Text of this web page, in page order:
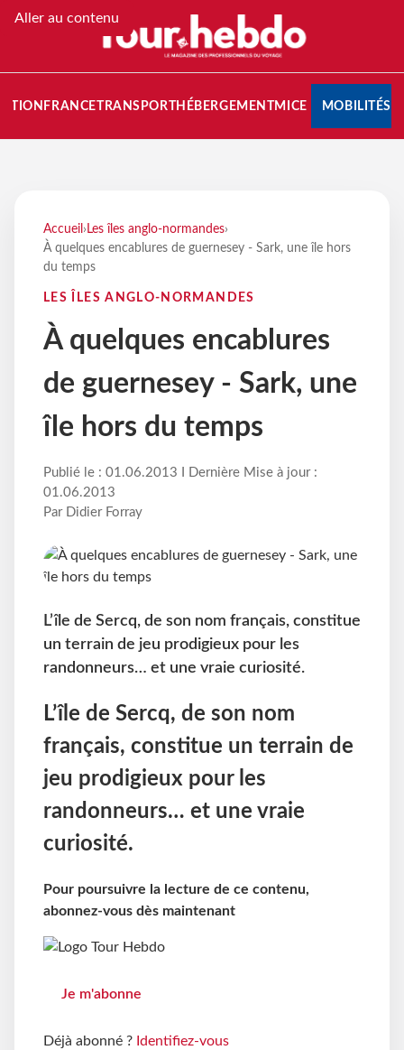
Aller au contenu
FRANCETRANSPORT HÉBERGEMENTMICE MOBILITÉS
Accueil › Les îles anglo-normandes›
À quelques encablures de guernesey - Sark, une île hors
du temps
LES ÎLES ANGLO-NORMANDES
À quelques encablures
de guernesey - Sark, une
île hors du temps
Publié le : 01.06.2013 I Dernière Mise à jour :
01.06.2013
Par Didier Forray
L’île de Sercq, de son nom français, constitue
un terrain de jeu prodigieux pour les
randonneurs… et une vraie curiosité.
L’île de Sercq, de son nom
français, constitue un terrain de
jeu prodigieux pour les
randonneurs… et une vraie
curiosité.
Pour poursuivre la lecture de ce contenu,
abonnez-vous dès maintenant
Je m'abonne
Déjà abonné ? Identifiez-vous